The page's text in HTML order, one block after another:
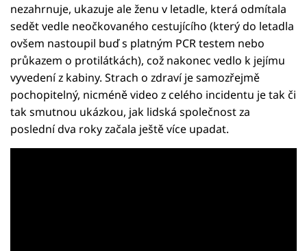
nezahrnuje, ukazuje ale ženu v letadle, která odmítala
sedět vedle neočkovaného cestujícího (který do letadla
ovšem nastoupil buď s platným PCR testem nebo
průkazem o protilátkách), což nakonec vedlo k jejímu
vyvedení z kabiny. Strach o zdraví je samozřejmě
pochopitelný, nicméně video z celého incidentu je tak či
tak smutnou ukázkou, jak lidská společnost za
poslední dva roky začala ještě více upadat.